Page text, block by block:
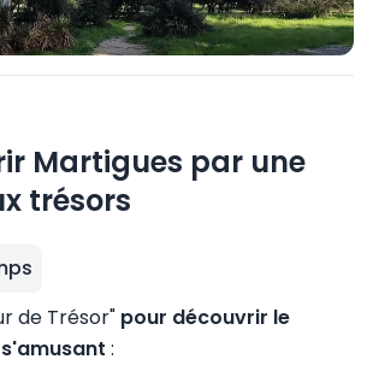
Martigues par une
trésors
de Trésor" pour découvrir le
: